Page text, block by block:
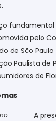
fundamental
pelo
de São
Paulista de
de
A